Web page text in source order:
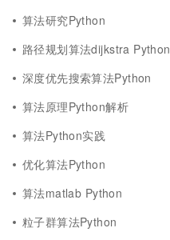
算法研究Python
路径规划算法dijkstra Python
深度优先搜索算法Python
算法原理Python解析
算法Python实践
优化算法Python
算法matlab Python
粒子群算法Python